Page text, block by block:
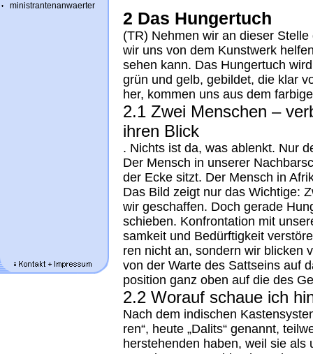
ministrantenanwaerter
2 Das Hungertuch
(TR) Neh­men wir an die­ser
wir uns von dem Kunst­werk
se­hen kann. Das Hun­ger­tuch
grün und gelb, ge­bil­det, die klar
her, kom­men uns aus dem
2.1 Zwei Men­schen –
ih­ren Blick
. Nichts ist da, was ab­lenkt. Nur
Der Mensch in un­se­rer
der Ecke sitzt. Der Mensch in
Das Bild zeigt nur das Wich­ti­ge:
wir ge­schaf­fen. Doch ge­ra­de
schie­ben. Kon­fron­ta­ti­on mit
sam­keit und Be­dürf­tig­keit
ren nicht an, son­dern wir bli­cken
von der War­te des Satt­seins auf
po­si­ti­on ganz oben auf die des
2.2 Wor­auf schaue ich
Nach dem in­di­schen
ren“, heu­te „Da­lits“ ge­nannt,
herste­hen­den ha­ben, weil sie